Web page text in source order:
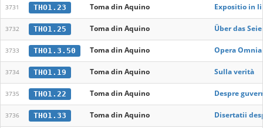
3731 THO1.23 Toma din Aquino Expositio in
3732 THO1.25 Toma din Aquino Über das
3733 THO1.3.50 Toma din Aquino Opera
3734 THO1.19 Toma din Aquino Sulla verità
3735 THO1.22 Toma din Aquino Despre
3736 THO1.33 Toma din Aquino Disertatii